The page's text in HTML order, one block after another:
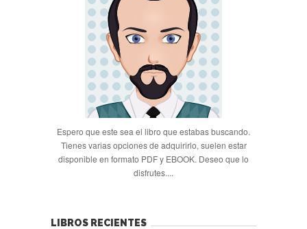
Espero que este sea el libro que estabas buscando.
Tienes varias opciones de adquirirlo, suelen estar
disponible en formato PDF y EBOOK. Deseo que lo
disfrutes....
LIBROS RECIENTES